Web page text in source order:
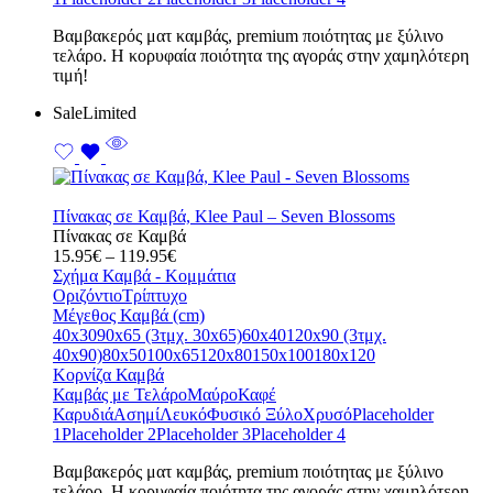
Bαμβακερός ματ καμβάς, premium ποιότητας με ξύλινο
τελάρο. Η κορυφαία ποιότητα της αγοράς στην χαμηλότερη
τιμή!
SaleLimited
Πίνακας σε Καμβά, Klee Paul – Seven Blossoms
Πίνακας σε Καμβά
15.95€ – 119.95€Price
range:
15.95€
through
119.95€
Σχήμα Καμβά - Κομμάτια
ΟριζόντιοΤρίπτυχο
Μέγεθος Καμβά (cm)
40x3090x65 (3τμχ. 30x65)60x40120x90 (3τμχ.
40x90)80x50100x65120x80150x100180x120
Κορνίζα Καμβά
Καμβάς με ΤελάροΜαύροΚαφέ
ΚαρυδιάΑσημίΛευκόΦυσικό ΞύλοΧρυσόPlaceholder
1Placeholder 2Placeholder 3Placeholder 4
Bαμβακερός ματ καμβάς, premium ποιότητας με ξύλινο